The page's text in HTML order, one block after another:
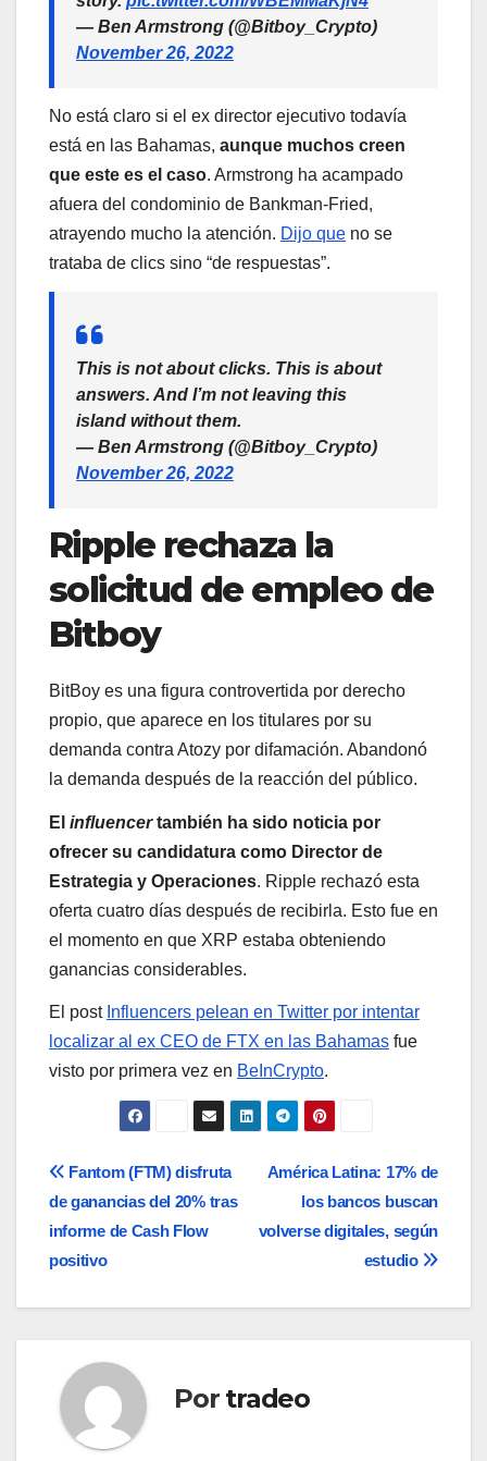
— Ben Armstrong (@Bitboy_Crypto)
November 26, 2022
No está claro si el ex director ejecutivo todavía
está en las Bahamas, aunque muchos creen
que este es el caso. Armstrong ha acampado
afuera del condominio de Bankman-Fried,
atrayendo mucho la atención. Dijo que no se
trataba de clics sino “de respuestas”.
This is not about clicks. This is about
answers. And I’m not leaving this
island without them.
— Ben Armstrong (@Bitboy_Crypto)
November 26, 2022
Ripple rechaza la
solicitud de empleo de
Bitboy
BitBoy es una figura controvertida por derecho
propio, que aparece en los titulares por su
demanda contra Atozy por difamación. Abandonó
la demanda después de la reacción del público.
El influencertambién ha sido noticia por
ofrecer su candidatura como Director de
Estrategia y Operaciones. Ripple rechazó esta
oferta cuatro días después de recibirla. Esto fue en
el momento en que XRP estaba obteniendo
ganancias considerables.
El post Influencers pelean en Twitter por intentar
localizar al ex CEO de FTX en las Bahamas fue
visto por primera vez en BeInCrypto.
Navegación
de
entradas
América Latina: 17% de
los bancos buscan
volverse digitales, según
estudio
Fantom (FTM) disfruta
de ganancias del 20% tras
informe de Cash Flow
positivo
Por tradeo